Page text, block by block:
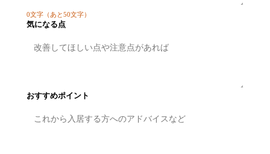
0文字 （あと50文字）
気になる点
おすすめポイント